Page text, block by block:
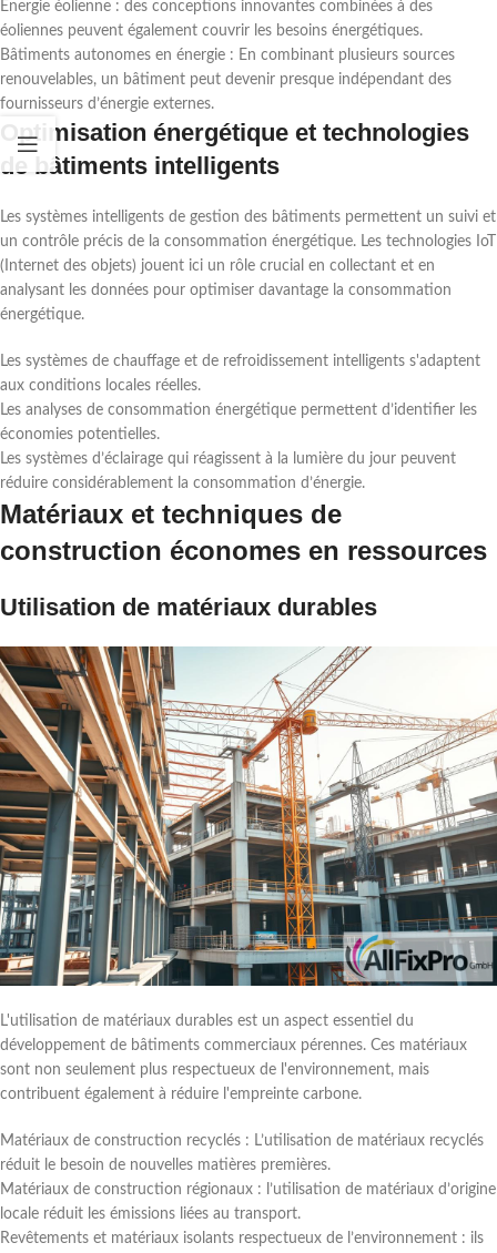
Énergie éolienne : des conceptions innovantes combinées à des
éoliennes peuvent également couvrir les besoins énergétiques.
Bâtiments autonomes en énergie : En combinant plusieurs sources
renouvelables, un bâtiment peut devenir presque indépendant des
fournisseurs d’énergie externes.
Optimisation énergétique et technologies
de bâtiments intelligents
Les systèmes intelligents de gestion des bâtiments permettent un suivi et
un contrôle précis de la consommation énergétique. Les technologies IoT
(Internet des objets) jouent ici un rôle crucial en collectant et en
analysant les données pour optimiser davantage la consommation
énergétique.
Les systèmes de chauffage et de refroidissement intelligents s'adaptent
aux conditions locales réelles.
Les analyses de consommation énergétique permettent d’identifier les
économies potentielles.
Les systèmes d’éclairage qui réagissent à la lumière du jour peuvent
réduire considérablement la consommation d’énergie.
Matériaux et techniques de
construction économes en ressources
Utilisation de matériaux durables
L'utilisation de matériaux durables est un aspect essentiel du
développement de bâtiments commerciaux pérennes. Ces matériaux
sont non seulement plus respectueux de l'environnement, mais
contribuent également à réduire l'empreinte carbone.
Matériaux de construction recyclés : L’utilisation de matériaux recyclés
réduit le besoin de nouvelles matières premières.
Matériaux de construction régionaux : l’utilisation de matériaux d’origine
locale réduit les émissions liées au transport.
Revêtements et matériaux isolants respectueux de l’environnement : ils